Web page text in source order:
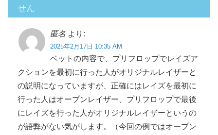
せん
匿名 より:
2025年2月17日 10:35 AM
ベットの内容で、プリフロップでレイズア
クションを最初に行った人がオリジナルレイザーと
の説明になっていますが、正確にはレイズを最初に
行った人はオープンレイザー、プリフロップで最後
にレイズを行った人がオリジナルレイザーというの
が語弊がない気がします。（今回の例ではオープン